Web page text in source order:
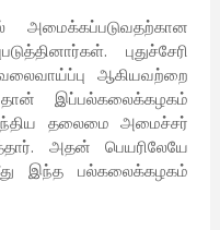
அமைக்கப்படுவதற்கான
புதுச்சேரி
ஆகியவற்றை
இப்பல்கலைக்கழகம்
தலைமை அமைச்சர்
அதன் பெயரிலேயே
இந்த பல்கலைக்கழகம்